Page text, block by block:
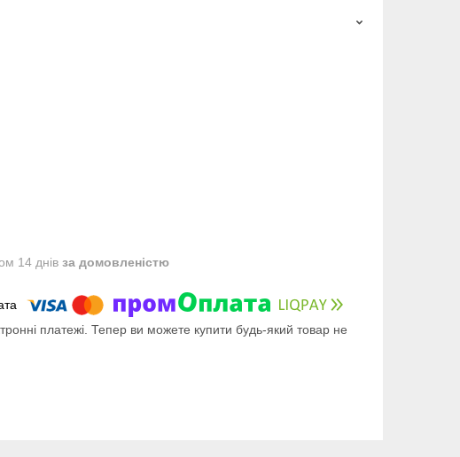
14 днів за домовленістю
платежі. Тепер ви можете купити будь-який товар не